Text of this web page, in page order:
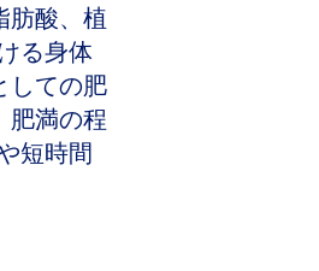
肪酸、植
る身体
しての肥
肥満の程
短時間